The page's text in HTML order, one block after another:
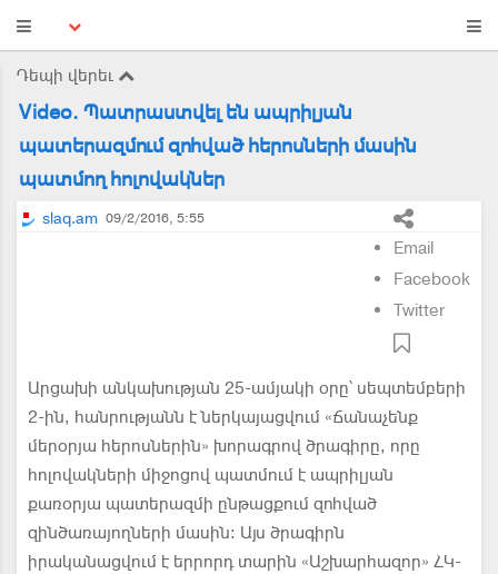
Դեպի վերեւ
Video. Պատրաստվել են ապրիլյան
պատերազմում զոհված հերոսների մասին
պատմող հոլովակներ
slaq.am 09/2/2016, 5:55
Email
Facebook
Twitter
Արցախի անկախության 25-ամյակի օրը՝ սեպտեմբերի
2-ին, հանրությանն է ներկայացվում «Ճանաչենք
մերօրյա հերոսներին» խորագրով ծրագիրը, որը
հոլովակների միջոցով պատմում է ապրիլյան
քառօրյա պատերազմի ընթացքում զոհված
զինծառայողների մասին։ Այս ծրագիրն
իրականացվում է երրորդ տարին «Աշխարհազոր» ՀԿ-